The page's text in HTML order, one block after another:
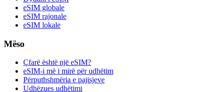
eSIM globale
eSIM rajonale
eSIM lokale
Mëso
Çfarë është një eSIM?
eSIM-i më i mirë për udhëtim
Përputhshmëria e pajisjeve
Udhëzues udhëtimi